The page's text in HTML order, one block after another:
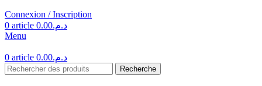
Connexion / Inscription
0 article د.م.0.00
Menu
0 article د.م.0.00
Recherche